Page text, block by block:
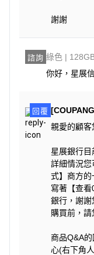
謝謝
諮詢 綠色 |
你好，星展
回覆
親愛的顧客
星展銀行
詳細情況您
式】商方的
寫著【查看
銀行，謝謝
購買前，請
商品Q&A
心(右下角